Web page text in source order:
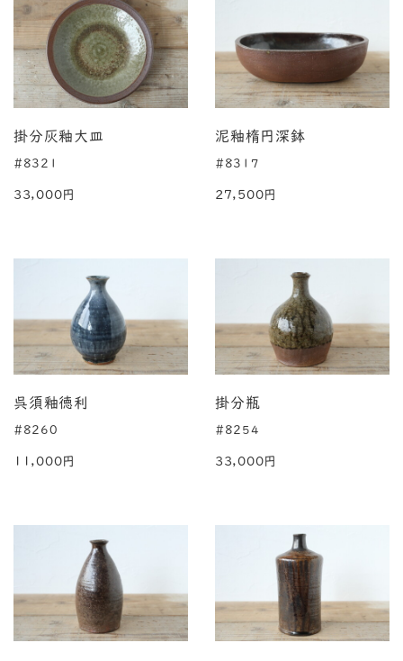
掛分灰釉大皿
#8321
33,000円
泥釉楕円深鉢
#8317
27,500円
呉須釉徳利
#8260
11,000円
掛分瓶
#8254
33,000円